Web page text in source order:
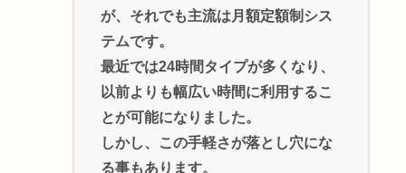
が、それでも主流は月額定額制シス
テムです。
最近では24時間タイプが多くなり、
以前よりも幅広い時間に利用するこ
とが可能になりました。
しかし、この手軽さが落とし穴にな
る事もあります。